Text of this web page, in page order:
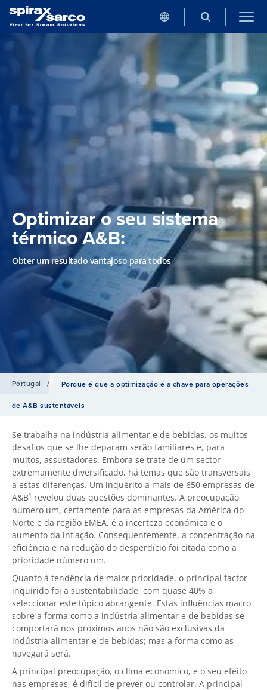
Optimizar o seu sistema
térmico A&B:
Obter um resultado vantajoso para todos
Portugal / Porque é que a optimização é a chave para operações
de A&B sustentáveis
Se trabalha na indústria alimentar e de bebidas, os muitos
desafios que se lhe deparam serão familiares e, para
muitos, assustadores. Embora se trate de um sector
extremamente diversificado, há temas que são transversais
a estas diferenças. Um inquérito a mais de 650 empresas de
A&B¹ revelou duas questões dominantes. A preocupação
número um, certamente para as empresas da América do
Norte e da região EMEA, é a incerteza económica e o
aumento da inflação. Consequentemente, a concentração na
eficiência e na redução do desperdício foi citada como a
prioridade número um.
Quanto à tendência de maior prioridade, o principal factor
inquirido foi a sustentabilidade, com quase 40% a
seleccionar este tópico abrangente. Estas influências macro
sobre a forma como a indústria alimentar e de bebidas se
comportará nos próximos anos não são exclusivas da
indústria alimentar e de bebidas; mas a forma como as
navegará será.
A principal preocupação, o clima económico, e o seu efeito
nas empresas, é difícil de prever ou controlar. A principal